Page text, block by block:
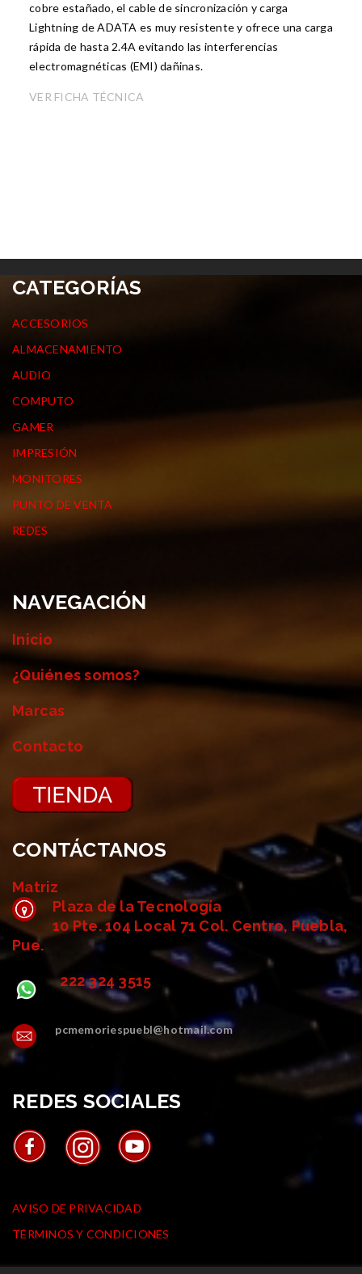
cobre estañado, el cable de sincronización y carga
Lightning de ADATA es muy resistente y ofrece una carga
rápida de hasta 2.4A evitando las interferencias
electromagnéticas (EMI) dañinas.
VER FICHA TÉCNICA
CATEGORÍAS
ACCESORIOS
ALMACENAMIENTO
AUDIO
COMPUTO
GAMER
IMPRESIÓN
MONITORES
PUNTO DE VENTA
REDES
NAVEGACIÓN
Inicio
¿Quiénes somos?
Marcas
Contacto
CONTÁCTANOS
Matriz
Plaza de la Tecnología
10 Pte. 104 Local 71 Col. Centro, Puebla,
Pue.
222 324 3515
pcmemoriespuebl@hotmail.com
REDES SOCIALES
AVISO DE PRIVACIDAD
TÉRMINOS Y CONDICIONES